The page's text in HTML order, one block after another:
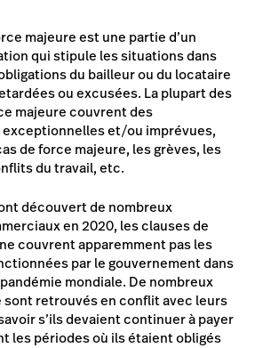
majeure est une partie d’un
qui stipule les situations dans
du bailleur ou du locataire
ou excusées. La plupart des
majeure couvrent des
et/ou imprévues,
de force majeure, les grèves, les
du travail, etc.
découvert de nombreux
en 2020, les clauses de
couvrent apparemment pas les
par le gouvernement dans
mondiale. De nombreux
sont retrouvés en conflit avec leurs
s’ils devaient continuer à payer
les périodes où ils étaient obligés